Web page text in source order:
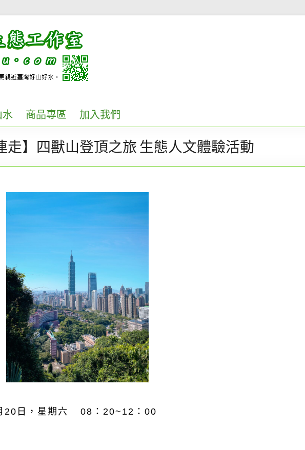
水 商品專區 加入我們
】四獸山登頂之旅 生態人文體驗活動
20 日，星期六 08：20~12：00